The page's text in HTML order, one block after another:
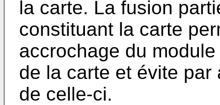
la carte. La fusion
constituant la carte
accrochage du
de la carte et évite
de celle-ci.